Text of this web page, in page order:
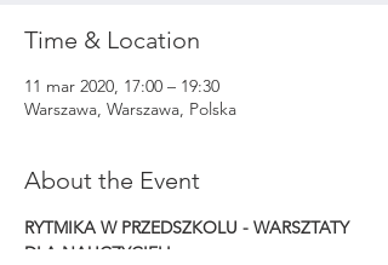
Time & Location
11 mar 2020, 17:00 – 19:30
Warszawa, Warszawa, Polska
About the Event
RYTMIKA W PRZEDSZKOLU - WARSZTATY
DLA NAUCZYCIELI